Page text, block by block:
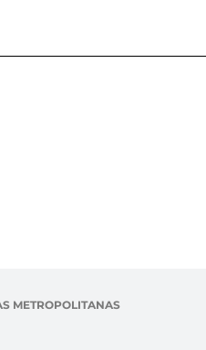
METROPOLITANAS